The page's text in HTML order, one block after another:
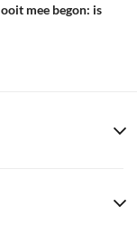
mee begon: is